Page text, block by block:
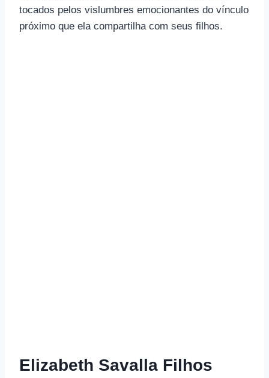
tocados pelos vislumbres emocionantes do vínculo
próximo que ela compartilha com seus filhos.
Elizabeth Savalla Filhos